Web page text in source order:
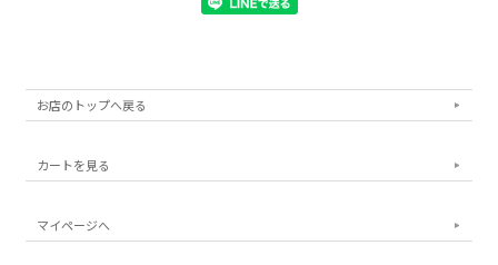
お店のトップへ戻る
カートを見る
マイページへ